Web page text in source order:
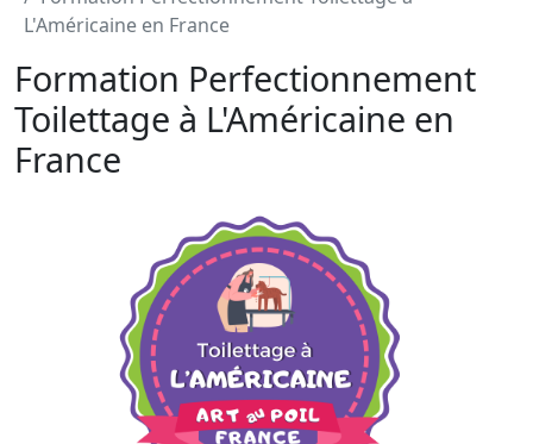
L'Américaine en France
Formation Perfectionnement
Toilettage à L'Américaine en
France